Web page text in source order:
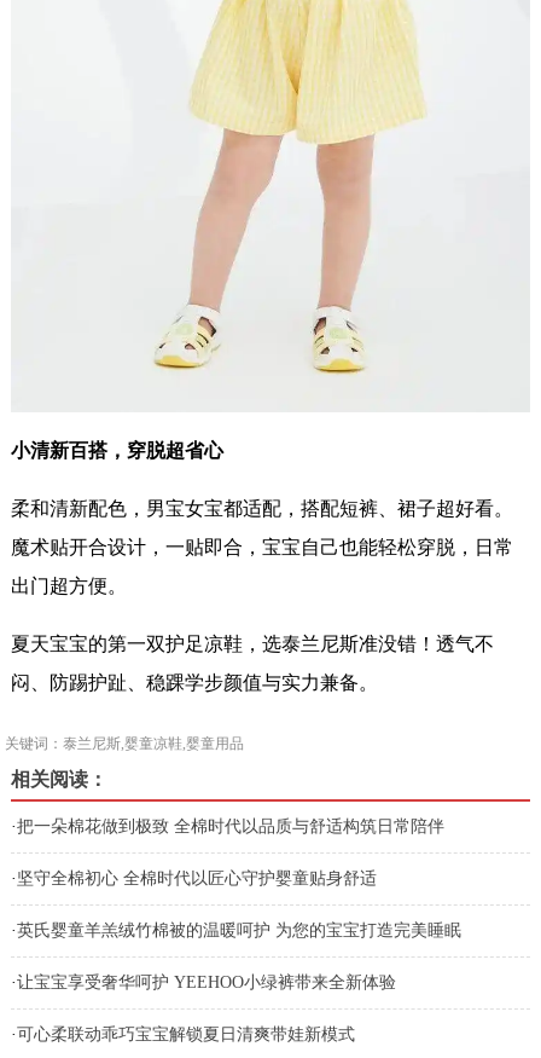
小清新百搭，穿脱超省心
柔和清新配色，男宝女宝都适配，搭配短裤、裙子超好看。
魔术贴开合设计，一贴即合，宝宝自己也能轻松穿脱，日常
出门超方便。
夏天宝宝的第一双护足凉鞋，选泰兰尼斯准没错！透气不
闷、防踢护趾、稳踝学步颜值与实力兼备。
关键词：泰兰尼斯,婴童凉鞋,婴童用品
相关阅读：
·把一朵棉花做到极致 全棉时代以品质与舒适构筑日常陪伴
· 坚守全棉初心 全棉时代以匠心守护婴童贴身舒适
·英氏婴童羊羔绒竹棉被的温暖呵护 为您的宝宝打造完美睡眠
·让宝宝享受奢华呵护 YEEHOO小绿裤带来全新体验
·可心柔联动乖巧宝宝解锁夏日清爽带娃新模式